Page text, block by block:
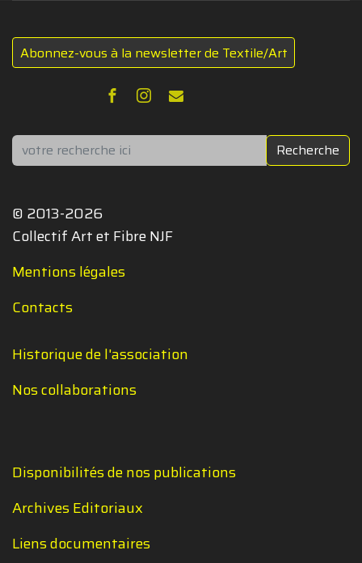
Abonnez-vous à la newsletter de Textile/Art
Rechercher Recherche
© 2013-2026
Collectif Art et Fibre NJF
Mentions légales
Contacts
Historique de l'association
Nos collaborations
Disponibilités de nos publications
Archives Editoriaux
Liens documentaires